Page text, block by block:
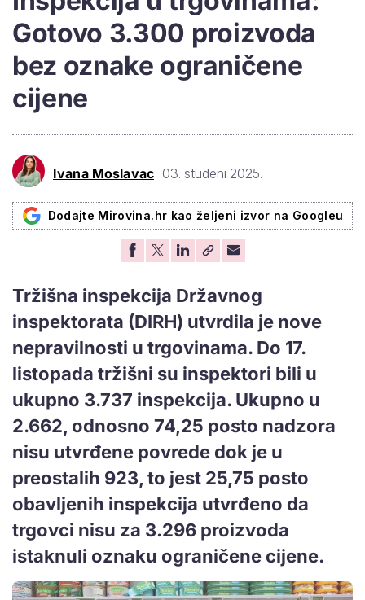
Gotovo 3.300 proizvoda
bez oznake ograničene
cijene
Ivana Moslavac 03. studeni 2025.
Dodajte Mirovina.hr kao željeni izvor na Googleu
Tržišna inspekcija Državnog
inspektorata (DIRH) utvrdila je nove
nepravilnosti u trgovinama. Do 17.
listopada tržišni su inspektori bili u
ukupno 3.737 inspekcija. Ukupno u
2.662, odnosno 74,25 posto nadzora
nisu utvrđene povrede dok je u
preostalih 923, to jest 25,75 posto
obavljenih inspekcija utvrđeno da
trgovci nisu za 3.296 proizvoda
istaknuli oznaku ograničene cijene.